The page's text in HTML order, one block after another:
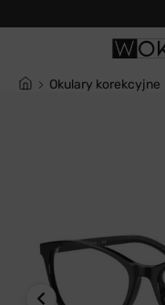
Okulary korekcyjne